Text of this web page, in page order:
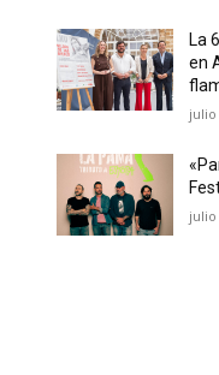
La
en
julio
julio